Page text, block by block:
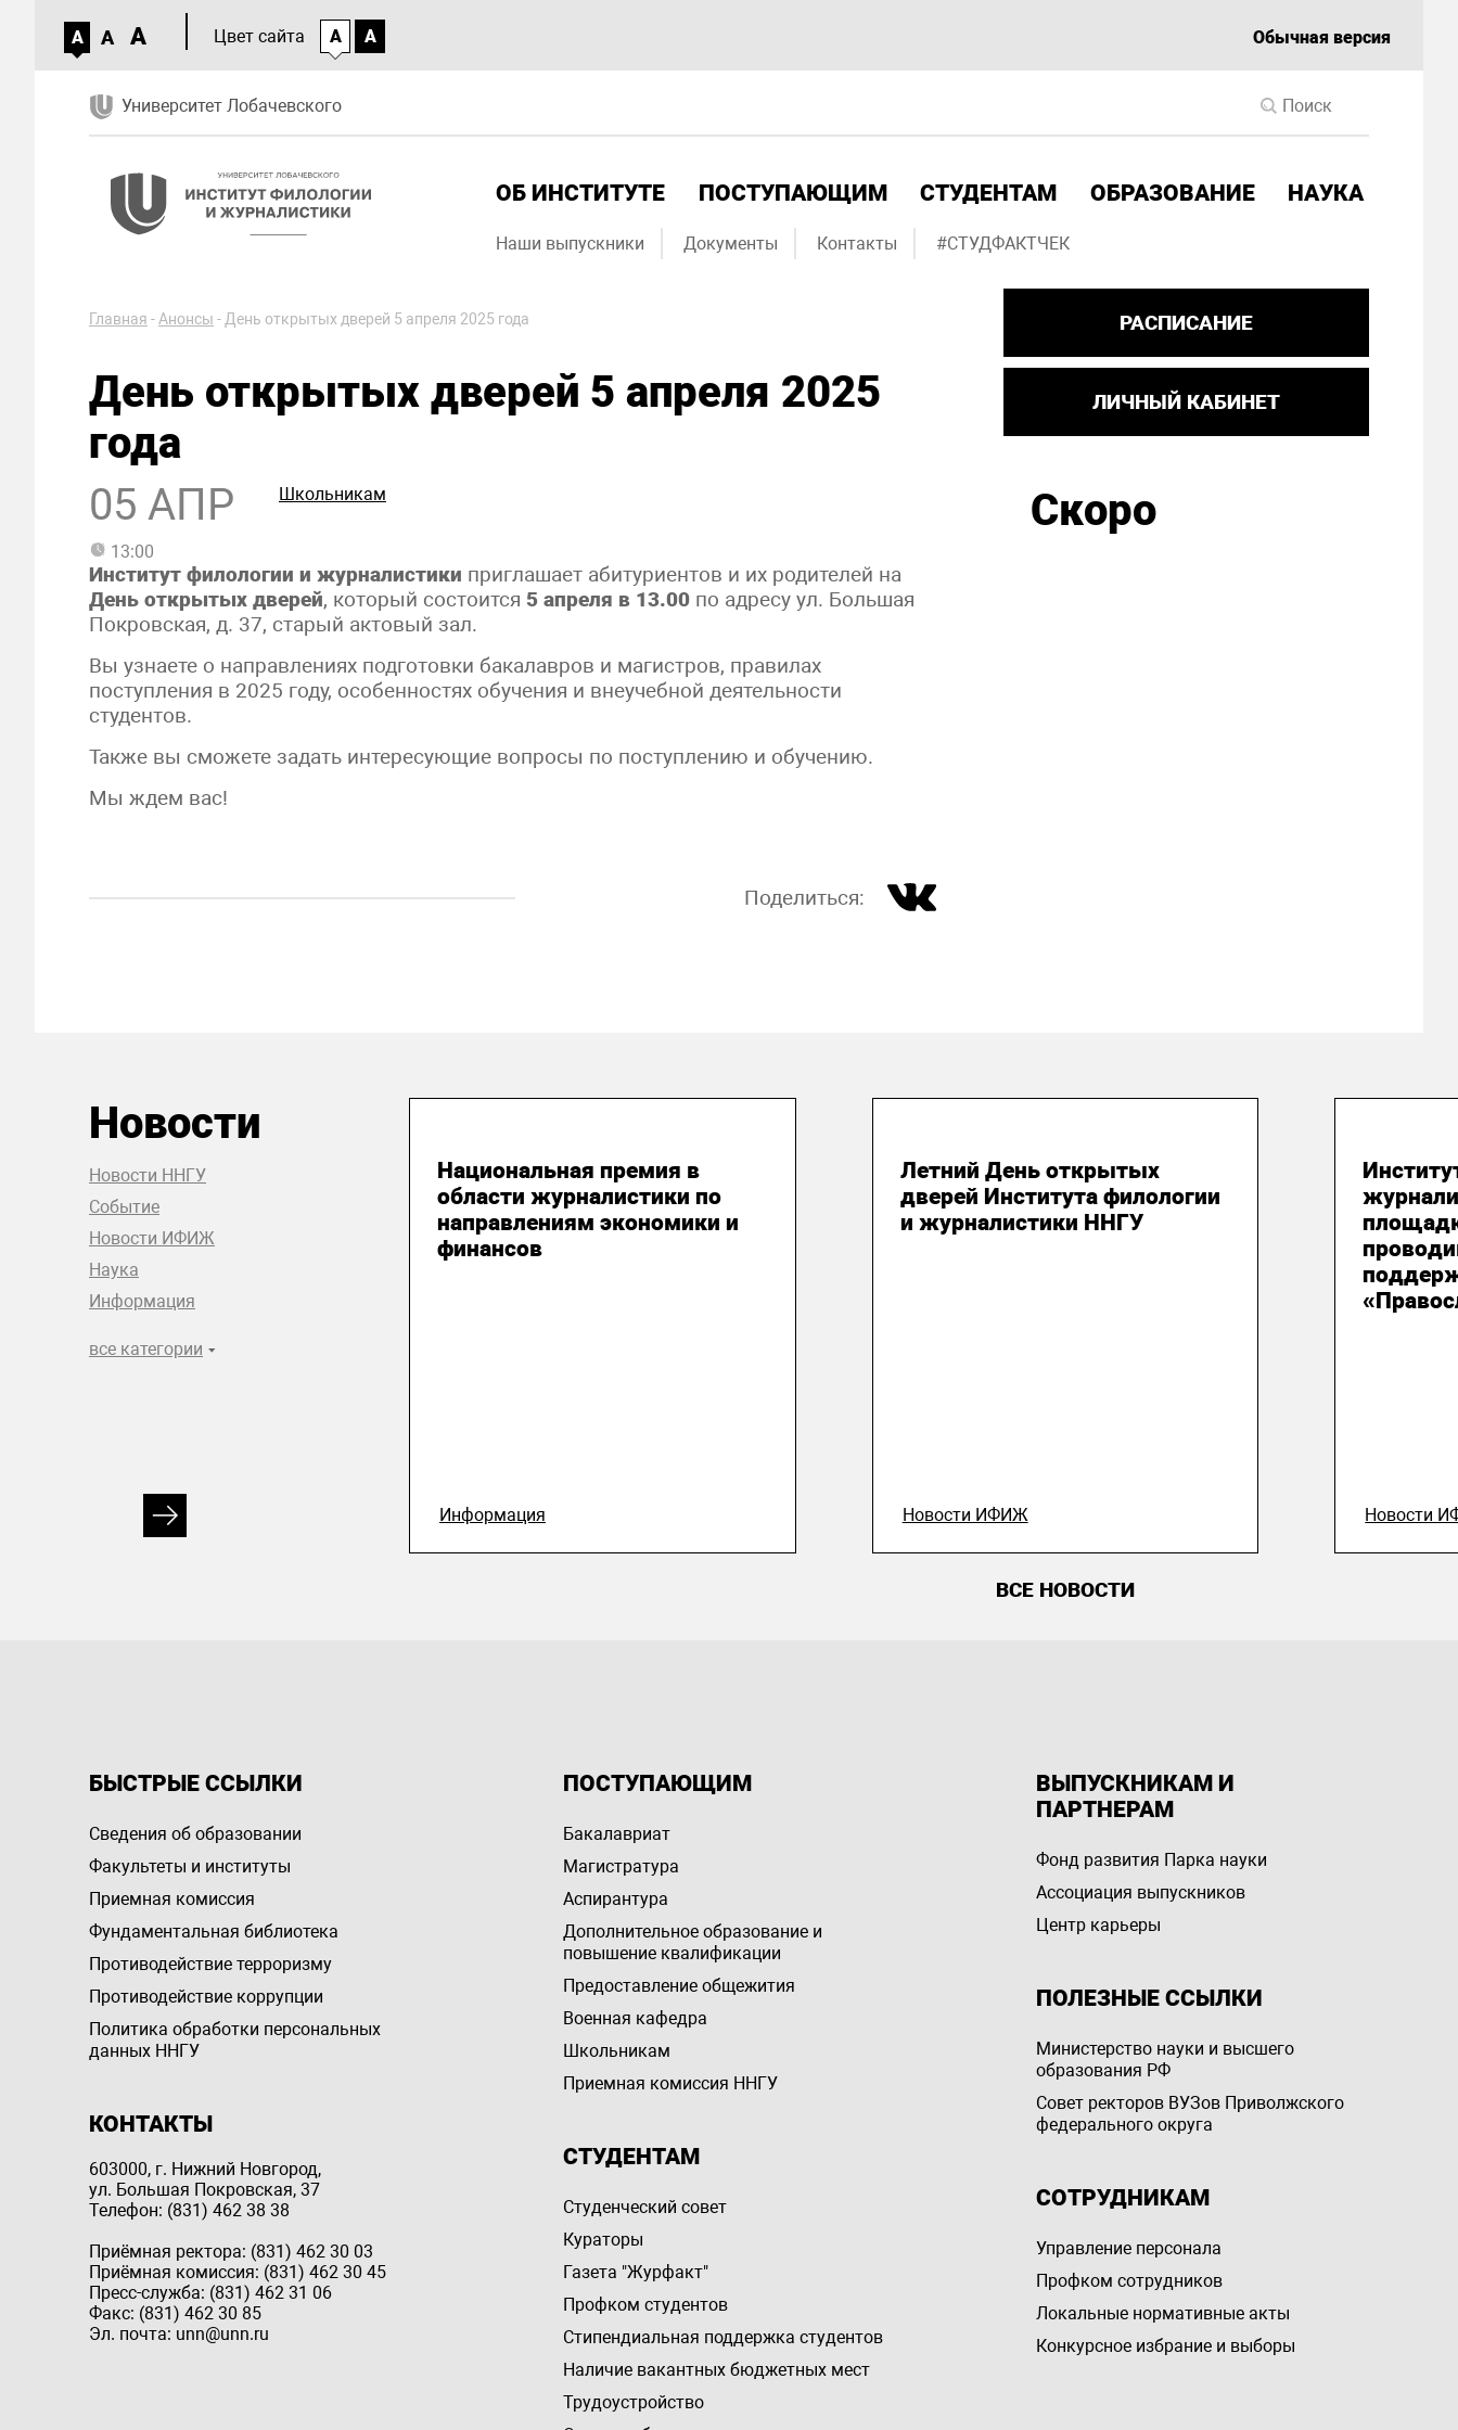
A A A Цвет сайта A A Обычная версия
Университет Лобачевского
ОБ ИНСТИТУТЕ ПОСТУПАЮЩИМ СТУДЕНТАМ ОБРАЗОВАНИЕ НАУКА
Наши выпускники Документы Контакты #СТУДФАКТЧЕК
Главная -Анонсы -День открытых дверей 5 апреля 2025 года
День открытых дверей 5 апреля 2025
года
05 АПР
13:00
Школьникам
Институт филологии и журналистики приглашает абитуриентов и их родителей на
День открытых дверей, который состоится 5 апреля в 13.00 по адресу ул. Большая
Покровская, д. 37, старый актовый зал.
Вы узнаете о направлениях подготовки бакалавров и магистров, правилах
поступления в 2025 году, особенностях обучения и внеучебной деятельности
студентов.
Также вы сможете задать интересующие вопросы по поступлению и обучению.
Мы ждем вас!
Поделиться:
РАСПИСАНИЕ
ЛИЧНЫЙ КАБИНЕТ
Скоро
Новости
Новости ННГУ
Событие
Новости ИФИЖ
Наука
Информация
все категории
Национальная премия в
области журналистики по
направлениям экономики и
финансов
Информация
Летний День открытых
дверей Института филологии
и журналистики ННГУ
Новости ИФИЖ Новости
ВСЕ НОВОСТИ
БЫСТРЫЕ ССЫЛКИ
Сведения об образовании
Факультеты и институты
Приемная комиссия
Фундаментальная библиотека
Противодействие терроризму
Противодействие коррупции
Политика обработки персональных
данных ННГУ
КОНТАКТЫ
603000, г. Нижний Новгород,
ул. Большая Покровская, 37
Телефон: (831) 462 38 38
Приёмная ректора: (831) 462 30 03
Приёмная комиссия: (831) 462 30 45
Пресс-служба: (831) 462 31 06
Факс: (831) 462 30 85
Эл. почта: unn@unn.ru
ПОСТУПАЮЩИМ
Бакалавриат
Магистратура
Аспирантура
Дополнительное образование и
повышение квалификации
Предоставление общежития
Военная кафедра
Школьникам
Приемная комиссия ННГУ
СТУДЕНТАМ
Студенческий совет
Кураторы
Газета "Журфакт"
Профком студентов
Стипендиальная поддержка студентов
Наличие вакантных бюджетных мест
Трудоустройство
ВЫПУСКНИКАМ И
ПАРТНЕРАМ
Фонд развития Парка науки
Ассоциация выпускников
Центр карьеры
ПОЛЕЗНЫЕ ССЫЛКИ
Министерство науки и высшего
образования РФ
Совет ректоров ВУЗов Приволжского
федерального округа
СОТРУДНИКАМ
Управление персоналa
Профком сотрудников
Локальные нормативные акты
Конкурсное избрание и выборы